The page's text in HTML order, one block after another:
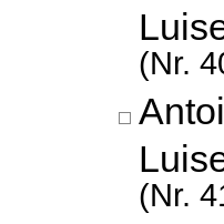
(Nr.
(Nr.